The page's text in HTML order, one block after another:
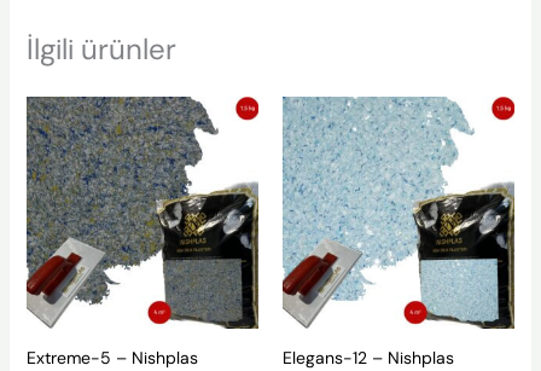
İlgili ürünler
Extreme-5 – Nishplas
Elegans-12 – Nishplas